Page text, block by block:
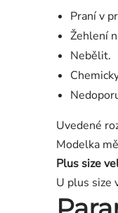
Praní v
Žehlení
Nebělit.
Uvedené
Modelka
Plus size
U plus size